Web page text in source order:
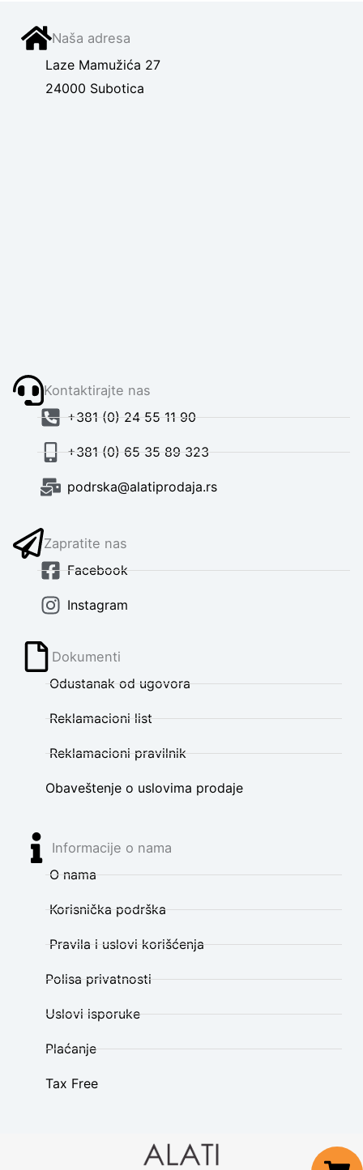
Naša adresa
Laze Mamužića 27
24000 Subotica
Kontaktirajte nas
+381 (0) 24 55 11 90
+381 (0) 65 35 89 323
podrska@alatiprodaja.rs
Zapratite nas
Facebook
Instagram
Dokumenti
Odustanak od ugovora
Reklamacioni list
Reklamacioni pravilnik
Obaveštenje o uslovima prodaje
Informacije o nama
O nama
Korisnička podrška
Pravila i uslovi korišćenja
Polisa privatnosti
Uslovi isporuke
Plaćanje
Tax Free